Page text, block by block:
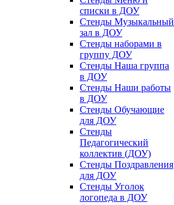
списки в ДОУ
Стенды Музыкальный
зал в ДОУ
Стенды наборами в
группу ДОУ
Стенды Наша группа
в ДОУ
Стенды Наши работы
в ДОУ
Стенды Обучающие
для ДОУ
Стенды
Педагогический
коллектив (ДОУ)
Стенды Поздравления
для ДОУ
Стенды Уголок
логопеда в ДОУ